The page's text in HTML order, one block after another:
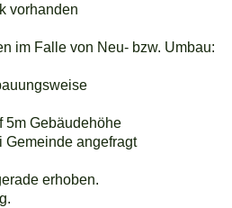
vorhanden
im Falle von Neu- bzw. Umbau:
5m Gebäudehöhe
Gemeinde angefragt
erhoben.